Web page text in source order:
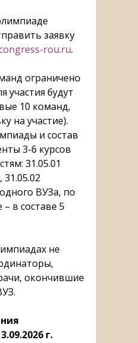
заявку
rou.ru.
ограничено
участия будут
10 команд,
на участие).
и состав
3-6 курсов
31.05.01
ВУЗа, по
в составе 5
не
окончившие
г.